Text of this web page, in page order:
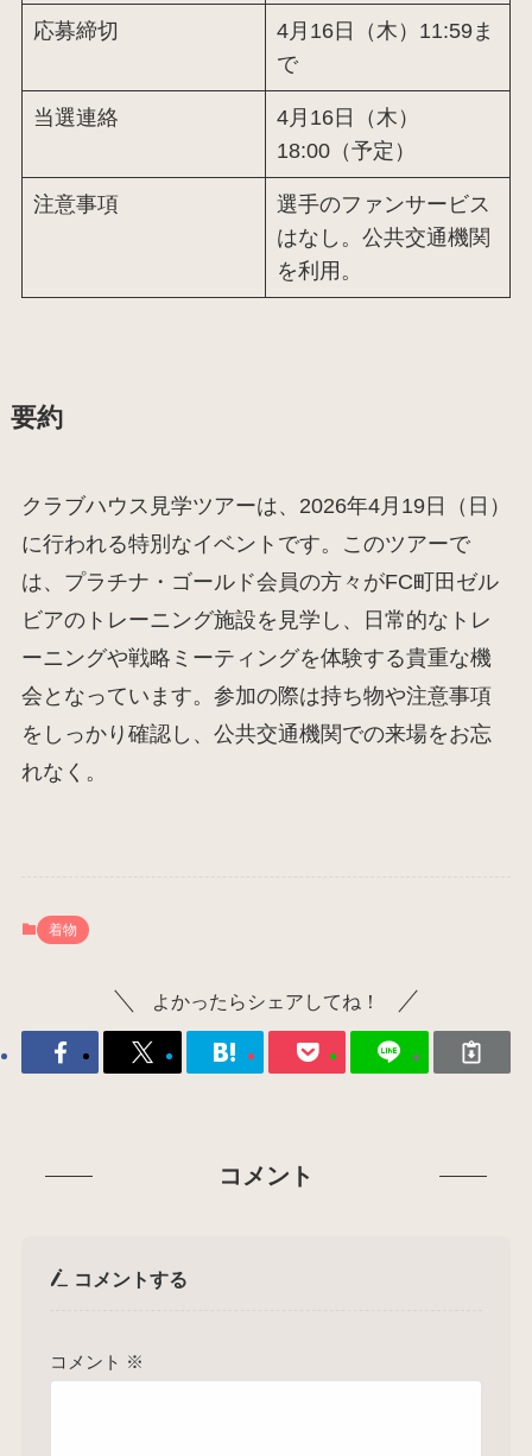
応募締切
4月16日（木）11:59ま
で
当選連絡
4月16日（木）
18:00（予定）
注意事項
選手のファンサービス
はなし。公共交通機関
を利用。
要約
クラブハウス見学ツアーは、2026年4月19日（日）
に行われる特別なイベントです。このツアーで
は、プラチナ・ゴールド会員の方々がFC町田ゼル
ビアのトレーニング施設を見学し、日常的なトレ
ーニングや戦略ミーティングを体験する貴重な機
会となっています。参加の際は持ち物や注意事項
をしっかり確認し、公共交通機関での来場をお忘
れなく。
着物
よかったらシェアしてね！
コメント
コメントする
コメント ※